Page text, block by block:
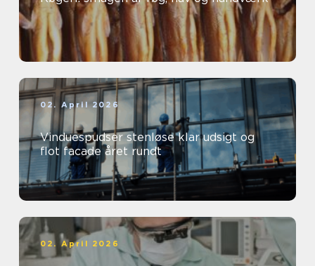
02. April 2026
Vinduespudser stenløse klar udsigt og
flot facade året rundt
02. April 2026